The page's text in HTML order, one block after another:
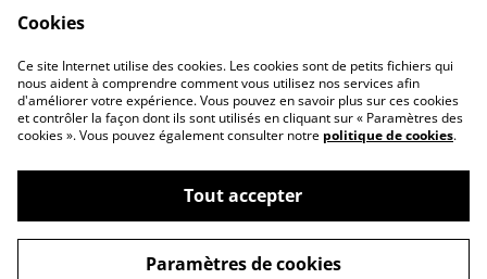
Contact
Legal Terms
Privacy Policy
Cookie Policy
©2026Vinaigrerie L'Aigre-douce
Cookies
Ce site Internet utilise des cookies. Les cookies sont de petits fichiers qui
nous aident à comprendre comment vous utilisez nos services afin
d'améliorer votre expérience. Vous pouvez en savoir plus sur ces cookies
et contrôler la façon dont ils sont utilisés en cliquant sur « Paramètres des
cookies ». Vous pouvez également consulter notre politique de cookies.
Tout accepter
Paramètres de cookies